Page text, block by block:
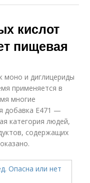
кислот
пищевая
моно и диглицериды
применяется в
многие
добавка E471 —
категория людей,
содержащих